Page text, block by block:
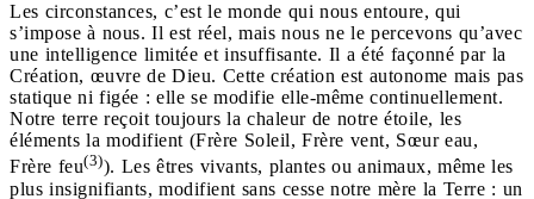
Les circonstances, c’est le monde qui nous entoure, qui
s’impose à nous. Il est réel, mais nous ne le percevons qu’avec
une intelligence limitée et insuffisante. Il a été façonné par la
Création, œuvre de Dieu. Cette création est autonome mais pas
statique ni figée : elle se modifie elle-même continuellement.
Notre terre reçoit toujours la chaleur de notre étoile, les
éléments la modifient (Frère Soleil, Frère vent, Sœur eau,
Frère feu(3)). Les êtres vivants, plantes ou animaux, même les
plus insignifiants, modifient sans cesse notre mère la Terre : un